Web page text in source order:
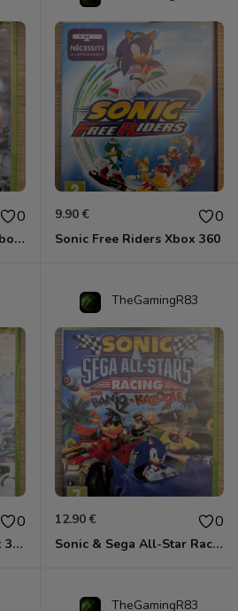
0
Lego - Jurassic World Xbox 360
9.90 € 0
Sonic Free Riders Xbox 360
0
Sonic Generations Xbox 360
TheGamingR83
12.90 € 0
Sonic & Sega All-Star Racing avec Banjo-Kazooie Xbox 360
TheGamingR83